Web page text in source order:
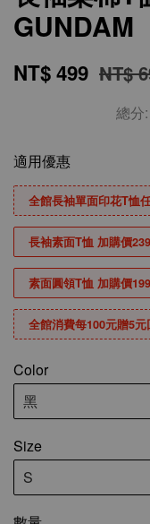
GUNDAM
NT$ 499 NT$
總分:
適用優惠
全館長袖單面印花T恤
長袖素面T恤 加購價
素面圓領T恤 加購價
全館消費每100元贈5元
Color
Size